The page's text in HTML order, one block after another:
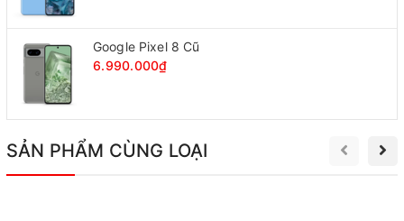
Google Pixel 8 Cũ
6.990.000₫
SẢN PHẨM CÙNG LOẠI